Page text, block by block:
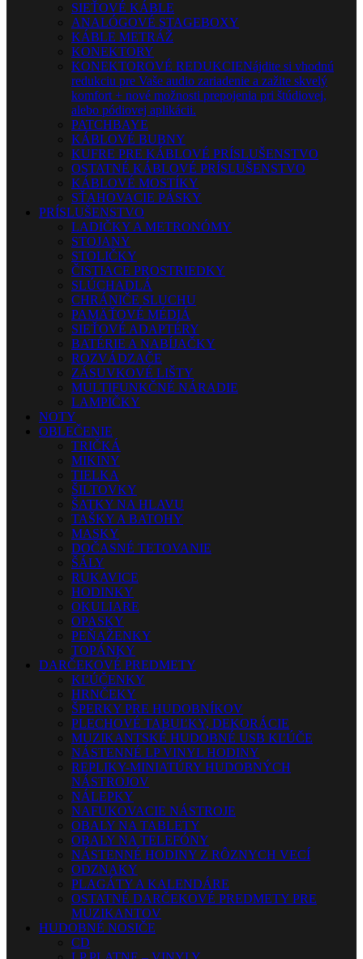
SIEŤOVÉ KÁBLE
ANALÓGOVÉ STAGEBOXY
KÁBLE METRÁŽ
KONEKTORY
KONEKTOROVÉ REDUKCIENájdite si vhodnú
redukciu pre Vaše audio zariadenie a zažite skvelý
komfort + nové možnosti prepojenia pri štúdiovej,
alebo pódiovej aplikácii.
PATCHBAYE
KÁBLOVÉ BUBNY
KUFRE PRE KÁBLOVÉ PRÍSLUŠENSTVO
OSTATNÉ KÁBLOVÉ PRÍSLUŠENSTVO
KÁBLOVÉ MOSTÍKY
SŤAHOVACIE PÁSKY
PRÍSLUŠENSTVO
LADIČKY A METRONÓMY
STOJANY
STOLIČKY
ČISTIACE PROSTRIEDKY
SLÚCHADLÁ
CHRÁNIČE SLUCHU
PAMÄŤOVÉ MÉDIÁ
SIEŤOVÉ ADAPTÉRY
BATÉRIE A NABÍJAČKY
ROZVÁDZAČE
ZÁSUVKOVÉ LIŠTY
MULTIFUNKČNÉ NÁRADIE
LAMPIČKY
NOTY
OBLEČENIE
TRIČKÁ
MIKINY
TIELKA
ŠILTOVKY
ŠATKY NA HLAVU
TAŠKY A BATOHY
MASKY
DOČASNÉ TETOVANIE
ŠÁLY
RUKAVICE
HODINKY
OKULIARE
OPASKY
PEŇAŽENKY
TOPÁNKY
DARČEKOVÉ PREDMETY
KĽÚČENKY
HRNČEKY
ŠPERKY PRE HUDOBNÍKOV
PLECHOVÉ TABUĽKY, DEKORÁCIE
MUZIKANTSKÉ HUDOBNÉ USB KĽÚČE
NÁSTENNÉ LP VINYL HODINY
REPLIKY-MINIATÚRY HUDOBNÝCH
NÁSTROJOV
NÁLEPKY
NAFUKOVACIE NÁSTROJE
OBALY NA TABLETY
OBALY NA TELEFÓNY
NÁSTENNÉ HODINY Z RÔZNYCH VECÍ
ODZNAKY
PLAGÁTY A KALENDÁRE
OSTATNÉ DARČEKOVÉ PREDMETY PRE
MUZIKANTOV
HUDOBNÉ NOSIČE
CD